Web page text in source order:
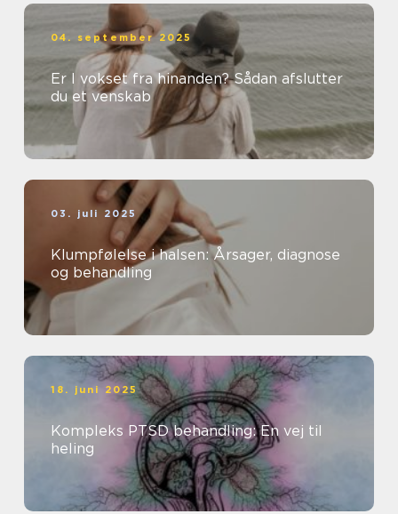
04. september 2025
Er I vokset fra hinanden? Sådan afslutter
du et venskab
03. juli 2025
Klumpfølelse i halsen: Årsager, diagnose
og behandling
18. juni 2025
Kompleks PTSD behandling: En vej til
heling